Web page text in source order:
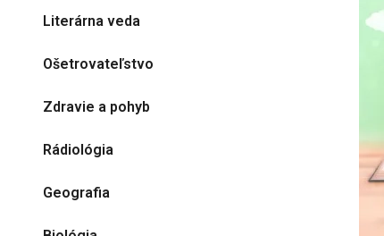
Literárna veda
Ošetrovateľstvo
Zdravie a pohyb
Rádiológia
Geografia